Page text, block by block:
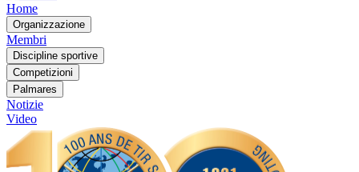
Home
Organizzazione
Membri
Discipline sportive
Competizioni
Palmares
Notizie
Video